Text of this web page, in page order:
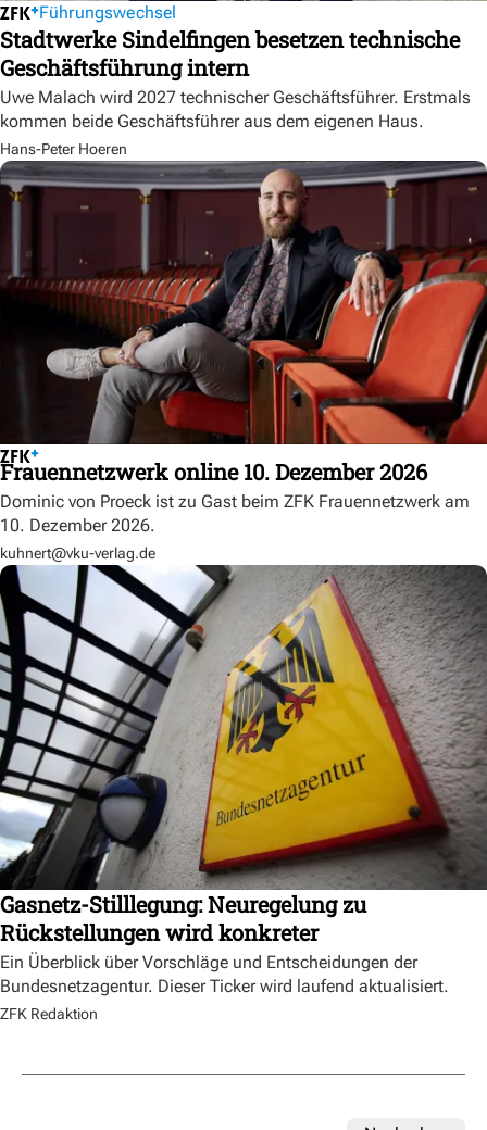
Führungswechsel
Stadtwerke Sindelfingen besetzen technische
Geschäftsführung intern
Uwe Malach wird 2027 technischer Geschäftsführer. Erstmals
kommen beide Geschäftsführer aus dem eigenen Haus.
Hans-Peter Hoeren
Frauennetzwerk online 10. Dezember 2026
Dominic von Proeck ist zu Gast beim ZFK Frauennetzwerk am
10. Dezember 2026.
kuhnert@vku-verlag.de
Gasnetz-Stilllegung: Neuregelung zu
Rückstellungen wird konkreter
Ein Überblick über Vorschläge und Entscheidungen der
Bundesnetzagentur. Dieser Ticker wird laufend aktualisiert.
ZFK Redaktion